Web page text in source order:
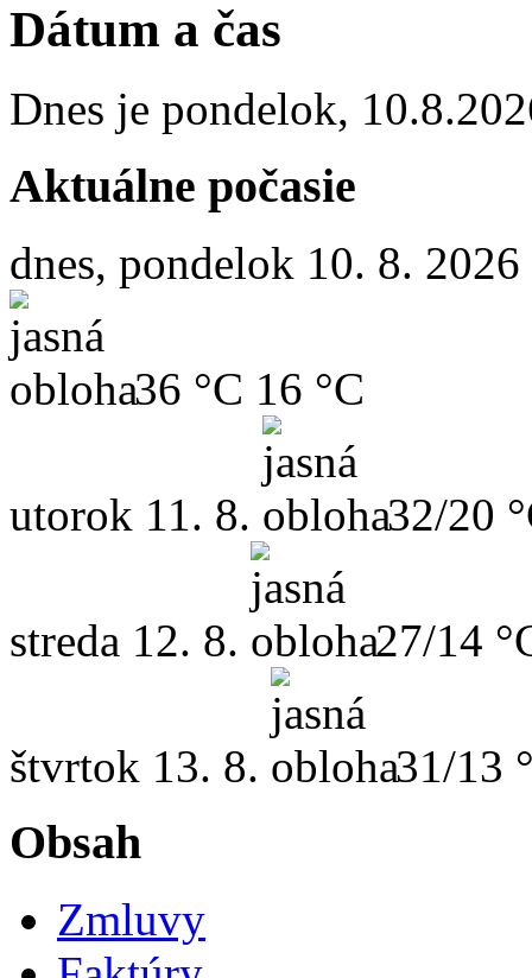
Dátum a čas
Dnes je pondelok,
Aktuálne počasie
dnes, pondelok 10. 8. 2026
36 °C 16 °C
utorok 11. 8. 32/20
streda 12. 8. 27/14
štvrtok 13. 8. 31/13
Obsah
Zmluvy